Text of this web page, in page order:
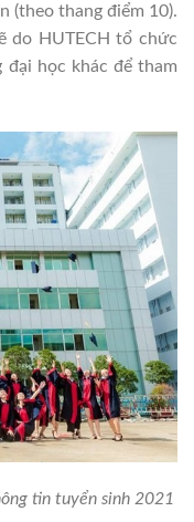
(theo thang điểm 10).
do HUTECH tổ chức
học khác để tham
tin tuyển sinh 2021